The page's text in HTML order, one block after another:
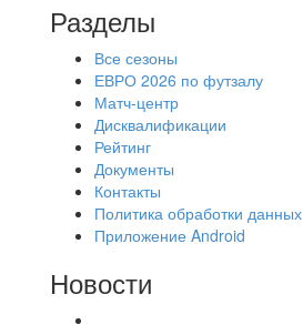
Разделы
Все сезоны
ЕВРО 2026 по футзалу
Матч-центр
Дисквалификации
Рейтинг
Документы
Контакты
Политика обработки данных
Приложение Android
Новости